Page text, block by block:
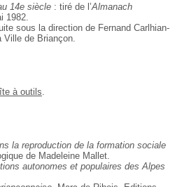
14e siècle : tiré de l’Almanach
1982.
sous la direction de Fernand Carlhian-
de Briançon.
à outils
la reproduction de la formation sociale
de Madeleine Mallet.
autonomes et populaires des Alpes